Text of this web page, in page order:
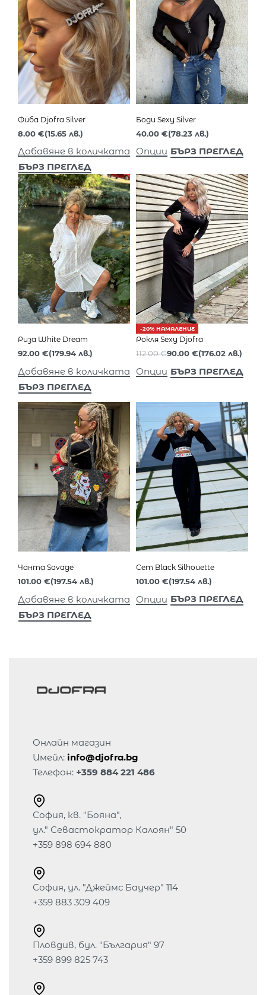
Фиба Djofra Silver
8.00 €(15.65 лв.)
Добавяне в количката
БЪРЗ ПРЕГЛЕД
Боди Sexy Silver
40.00 €(78.23 лв.)
Опции БЪРЗ ПРЕГЛЕД
Риза White Dream
92.00 €(179.94 лв.)
Добавяне в количката
БЪРЗ ПРЕГЛЕД
-20% НАМАЛЕНИЕ
Рокля Sexy Djofra
112.00€90.00 €(176.02 лв.)
Опции БЪРЗ ПРЕГЛЕД
Чанта Savage
101.00 €(197.54 лв.)
Добавяне в количката
БЪРЗ ПРЕГЛЕД
Сет Black Silhouette
101.00 €(197.54 лв.)
Опции БЪРЗ ПРЕГЛЕД
Онлайн магазин
Имейл: info@djofra.bg
Телефон: +359 884 221 486
София, кв. "Бояна",
ул." Севастократор Калоян" 50
+359 898 694 880
София, ул. "Джеймс Баучер" 114
+359 883 309 409
Пловдив, бул. "България" 97
+359 899 825 743